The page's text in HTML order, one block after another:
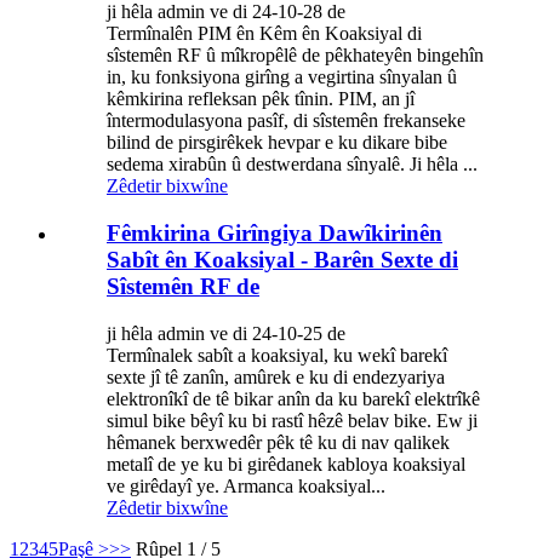
ji hêla admin ve di 24-10-28 de
Termînalên PIM ên Kêm ên Koaksiyal di
sîstemên RF û mîkropêlê de pêkhateyên bingehîn
in, ku fonksiyona girîng a vegirtina sînyalan û
kêmkirina refleksan pêk tînin. PIM, an jî
întermodulasyona pasîf, di sîstemên frekanseke
bilind de pirsgirêkek hevpar e ku dikare bibe
sedema xirabûn û destwerdana sînyalê. Ji hêla ...
Zêdetir bixwîne
Fêmkirina Girîngiya Dawîkirinên
Sabît ên Koaksiyal - Barên Sexte di
Sîstemên RF de
ji hêla admin ve di 24-10-25 de
Termînalek sabît a koaksiyal, ku wekî barekî
sexte jî tê zanîn, amûrek e ku di endezyariya
elektronîkî de tê bikar anîn da ku barekî elektrîkê
simul bike bêyî ku bi rastî hêzê belav bike. Ew ji
hêmanek berxwedêr pêk tê ku di nav qalikek
metalî de ye ku bi girêdanek kabloya koaksiyal
ve girêdayî ye. Armanca koaksiyal...
Zêdetir bixwîne
1 2345Paşê >>> Rûpel 1 / 5